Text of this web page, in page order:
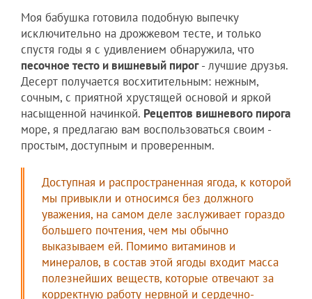
Моя бабушка готовила подобную выпечку
исключительно на дрожжевом тесте, и только
спустя годы я с удивлением обнаружила, что
песочное тесто и вишневый пирог- лучшие друзья.
Десерт получается восхитительным: нежным,
сочным, с приятной хрустящей основой и яркой
насыщенной начинкой. Рецептов вишневого пирога
море, я предлагаю вам воспользоваться своим -
простым, доступным и проверенным.
Доступная и распространенная ягода, к которой
мы привыкли и относимся без должного
уважения, на самом деле заслуживает гораздо
большего почтения, чем мы обычно
выказываем ей. Помимо витаминов и
минералов, в состав этой ягоды входит масса
полезнейших веществ, которые отвечают за
корректную работу нервной и сердечно-